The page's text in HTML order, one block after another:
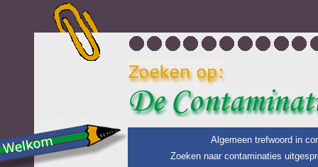
Algemeen trefwoord in
Zoeken naar contaminaties